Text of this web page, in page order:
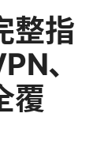
整指
、
覆